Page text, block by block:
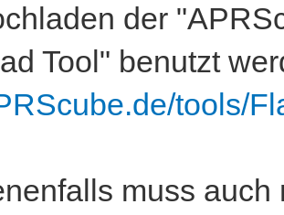
der
Tool" benutzt
tools/
muss